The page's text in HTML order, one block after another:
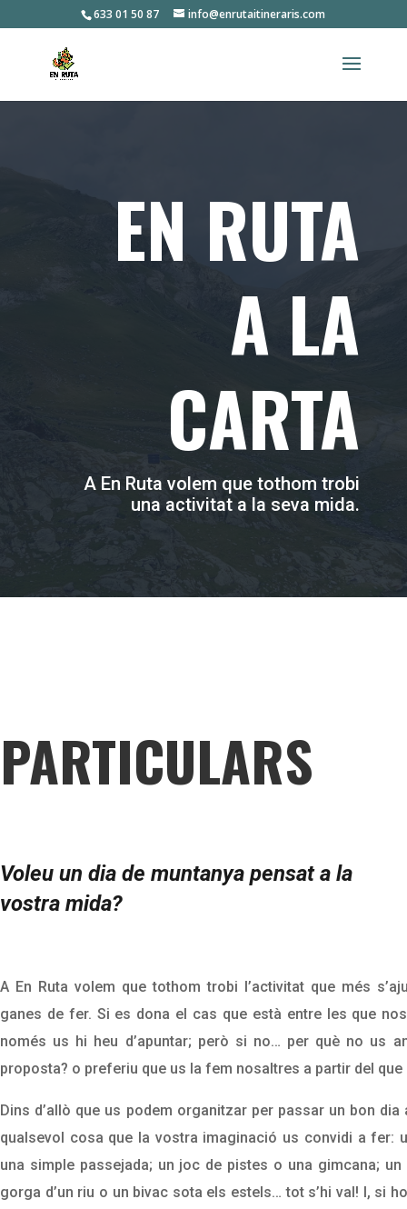
633 01 50 87 info@enrutaitineraris.com
EN RUTA
A LA
CARTA
A En Ruta volem que tothom trobi
una activitat a la seva mida.
PARTICULARS
Voleu un dia de muntanya pensat a la
vostra mida?
A En Ruta volem que tothom trobi l’activitat que més
ganes de fer. Si es dona el cas que està entre les que
només us hi heu d’apuntar; però si no… per què no us
proposta? o preferiu que us la fem nosaltres a partir del que
Dins d’allò que us podem organitzar per passar un bon dia
qualsevol cosa que la vostra imaginació us convidi a fer:
una simple passejada; un joc de pistes o una gimcana;
gorga d’un riu o un bivac sota els estels… tot s’hi val! I, si